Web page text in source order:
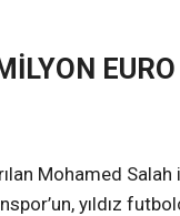
Mohamed
yıldız